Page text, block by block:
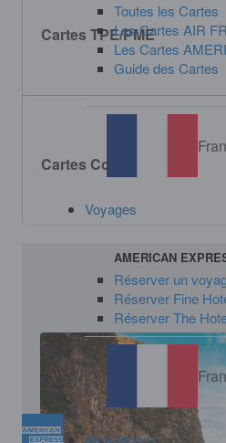
Toutes les Cartes
Les Cartes AIR
Les Cartes
Guide des Cartes
Voyages
AMERICAN
Réserver un
Réserver Fine
Réserver The
Assurances
Cartes TPE/PME
Cartes Corporate